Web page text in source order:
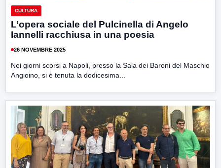
CULTURA
L’opera sociale del Pulcinella di Angelo
Iannelli racchiusa in una poesia
26 NOVEMBRE 2025
Nei giorni scorsi a Napoli, presso la Sala dei Baroni del Maschio
Angioino, si è tenuta la dodicesima...